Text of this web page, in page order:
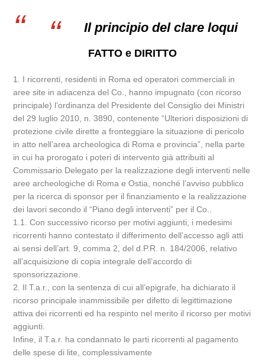
Il principio del clare loqui
FATTO e DIRITTO
1. I ricorrenti, residenti in Roma ed operatori commerciali in
aree site in adiacenza del Co., hanno impugnato (con ricorso
principale) l’ordinanza del Presidente del Consiglio dei Ministri
del 29 luglio 2010, n. 3890, contenente “Ulteriori disposizioni di
protezione civile dirette a fronteggiare la situazione di pericolo
in atto nell’area archeologica di Roma e provincia”, nella parte
in cui ha prorogato i poteri di intervento già attribuiti al
Commissario Delegato per la realizzazione degli interventi nelle
aree archeologiche di Roma e Ostia, nonché l’avviso pubblico
per la ricerca di sponsor per il finanziamento e la realizzazione
dei lavori secondo il “Piano degli interventi” per il Co..
1.1. Con successivo ricorso per motivi aggiunti, i medesimi
ricorrenti hanno contestato il differimento dell’accesso agli atti
ai sensi dell’art. 9, comma 2, del d.P.R. n. 184/2006, relativo
all’acquisizione di copia integrale dell’accordo di
sponsorizzazione.
2. Il T.a.r., con la sentenza di cui all’epigrafe, ha dichiarato il
ricorso principale inammissibile per difetto di legittimazione
attiva dei ricorrenti ed ha respinto nel merito il ricorso per motivi
aggiunti.
Infine, il T.a.r. ha condannato le parti ricorrenti al pagamento
delle spese di lite, complessivamente